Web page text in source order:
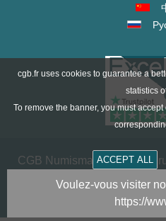
CGB Numismatik Paris - 36
FRANCE -
Copyright @1997-
cgb.fr uses cookies to guarantee a
statistics
To remove the banner, you must
ACCEPT ALL
Voulez-vous visiter
https://